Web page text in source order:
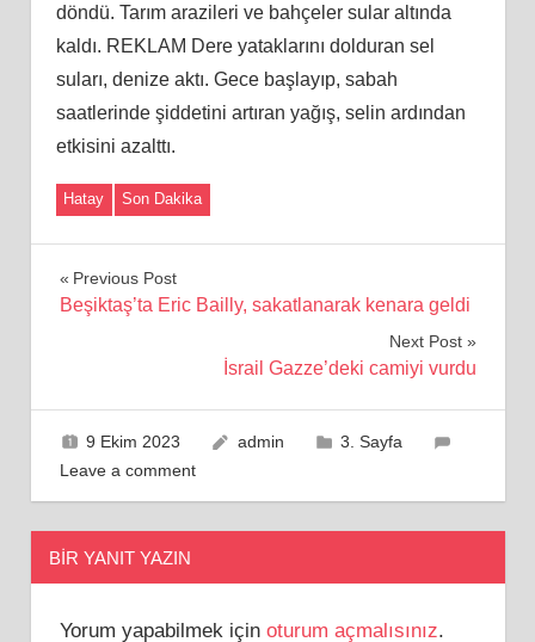
döndü. Tarım arazileri ve bahçeler sular altında
kaldı. REKLAM Dere yataklarını dolduran sel
suları, denize aktı. Gece başlayıp, sabah
saatlerinde şiddetini artıran yağış, selin ardından
etkisini azalttı.
Hatay Son Dakika
Yazı
Previous Post
Beşiktaş’ta Eric Bailly, sakatlanarak kenara geldi
Next Post
İsrail Gazze’deki camiyi vurdu
9 Ekim 2023 admin
3. Sayfa
Leave a comment
BIR YANIT YAZIN
Yorum yapabilmek için oturum açmalısınız.